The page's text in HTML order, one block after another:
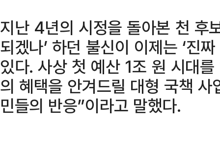
지난 4년의 시정을 돌아본 천 후
되겠나’ 하던 불신이 이제는 ‘진
있다. 사상 첫 예산 1조 원 시대
의 혜택을 안겨드릴 대형 국책
민들의 반응”이라고 말했다.